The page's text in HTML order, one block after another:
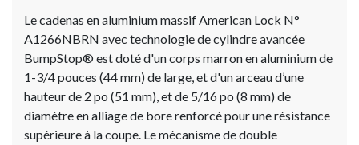
Le cadenas en aluminium massif American Lock N°
A1266NBRN avec technologie de cylindre avancée
BumpStop® est doté d'un corps marron en aluminium de
1-3/4 pouces (44 mm) de large, et d'un arceau d’une
hauteur de 2 po (51 mm), et de 5/16 po (8 mm) de
diamètre en alliage de bore renforcé pour une résistance
supérieure à la coupe. Le mécanisme de double